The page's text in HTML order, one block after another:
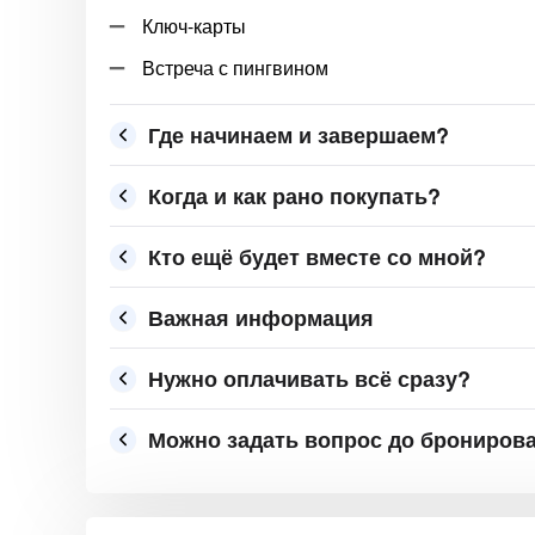
Ключ-карты
Встреча с пингвином
Где начинаем и завершаем?
Когда и как рано покупать?
Кто ещё будет вместе со мной?
Важная информация
Нужно оплачивать всё сразу?
Можно задать вопрос до